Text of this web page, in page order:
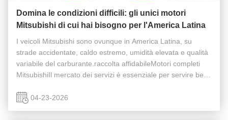
Domina le condizioni difficili: gli unici motori
Mitsubishi di cui hai bisogno per l'America Latina
I veicoli Mitsubishi sono ovunque in America Latina, su
strade accidentate, caldo estremo, umidità elevata e qualità
variabile del carburante.raccolta affidabileMotori completi
MitsubishiIl mercato dei servizi è essenziale per servire bene
04-23-2026